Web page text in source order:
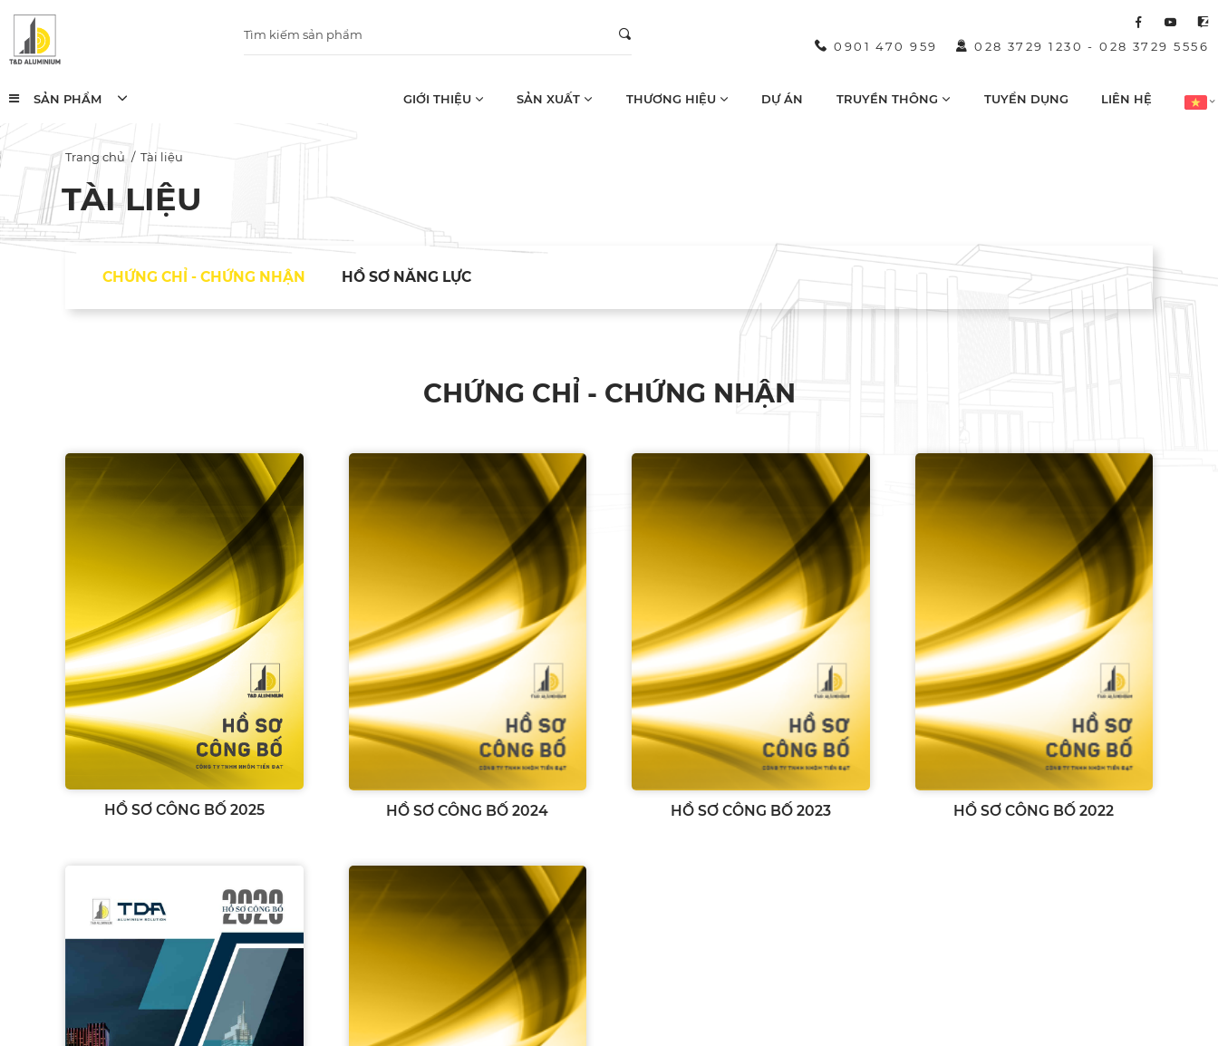
0901 470 959 028 3729 1230 -028 3729 5556
SẢN PHẨM GIỚI THIỆU SẢN XUẤT THƯƠNG HIỆU DỰ ÁN TRUYỀN THÔNG TUYỂN DỤNG LIÊN HỆ
Trang chủ Tài liệu
TÀI LIỆU
CHỨNG CHỈ - CHỨNG NHẬN HỒ SƠ NĂNG LỰC
CHỨNG CHỈ - CHỨNG NHẬN
HỒ SƠ CÔNG BỐ 2025 HỒ SƠ CÔNG BỐ 2024 HỒ SƠ CÔNG BỐ 2023 HỒ SƠ CÔNG BỐ 2022